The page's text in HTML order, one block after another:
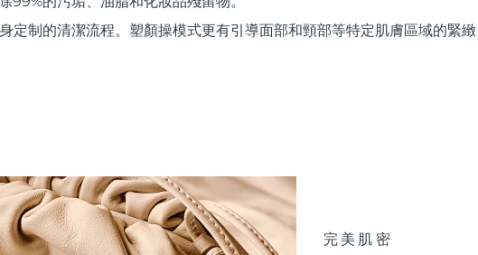
定制的清潔流程。塑顏操模式更有引導面部和頸部等特定肌膚區域的緊緻
完美肌密